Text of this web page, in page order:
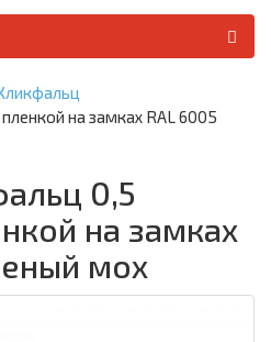
на замках RAL 6005
0,5
на замках
мох